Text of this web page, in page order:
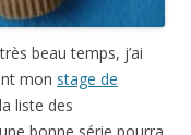
beau temps, j’ai
mon stage de
liste des